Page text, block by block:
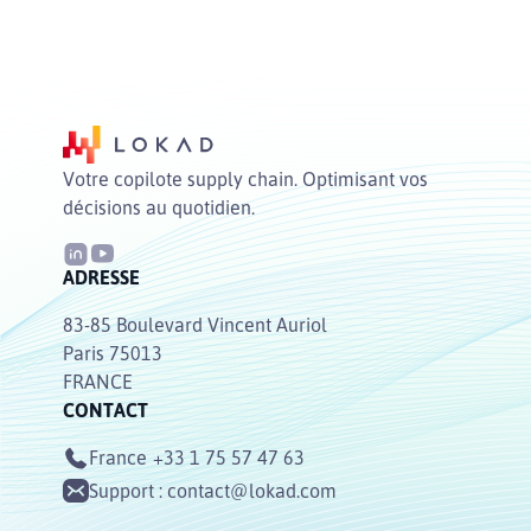
Votre copilote supply chain. Optimisant vos
décisions au quotidien.
ADRESSE
83-85 Boulevard Vincent Auriol
Paris 75013
FRANCE
CONTACT
France +33 1 75 57 47 63
Support :contact@lokad.com